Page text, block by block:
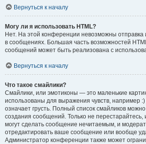
Вернуться к началу
Могу ли я использовать HTML?
Нет. На этой конференции невозможны отправка
в сообщениях. Большая часть возможностей
сообщений может быть реализована с
Вернуться к началу
Что такое смайлики?
Смайлики, или эмотиконы — это маленькие
использованы для выражения чувств, например :)
означает грусть. Полный список смайликов
создания сообщений. Только не перестарайтесь,
могут сделать сообщение нечитаемым, и
отредактировать ваше сообщение или вообще
Администратор конференции также может